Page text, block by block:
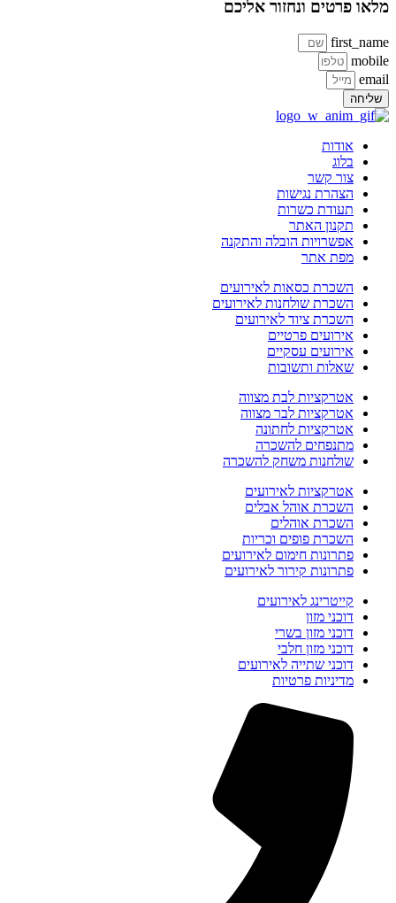
פרטים ונחזור אליכם
שליחה
אודות
בלוג
צור קשר
הצהרת נגישות
תעודת כשרות
תקנון האתר
אפשרויות הובלה והתקנה
מפת אתר
השכרת כסאות לאירועים
השכרת שולחנות לאירועים
השכרת ציוד לאירועים
אירועים פרטיים
אירועים עסקיים
שאלות ותשובות
אטרקציות לבת מצווה
אטרקציות לבר מצווה
אטרקציות לחתונה
מתנפחים להשכרה
שולחנות משחק להשכרה
אטרקציות לאירועים
השכרת אוהל אבלים
השכרת אוהלים
השכרת פופים וכריות
פתרונות חימום לאירועים
פתרונות קירור לאירועים
קייטרינג לאירועים
דוכני מזון
דוכני מזון בשרי
דוכני מזון חלבי
דוכני שתייה לאירועים
מדיניות פרטיות